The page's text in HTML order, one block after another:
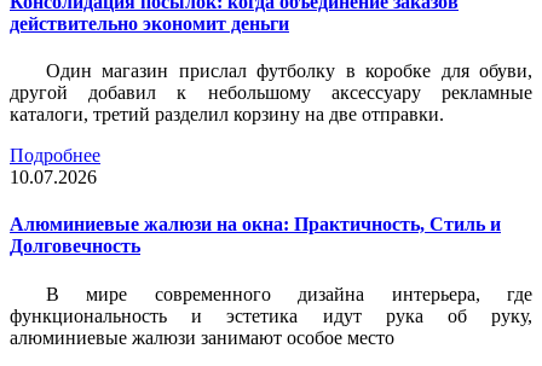
действительно экономит деньги
Один магазин прислал футболку в коробке для обуви,
другой добавил к небольшому аксессуару рекламные
каталоги, третий разделил корзину на две отправки.
Подробнее
10.07.2026
Алюминиевые жалюзи на окна: Практичность, Стиль и
Долговечность
В мире современного дизайна интерьера, где
функциональность и эстетика идут рука об руку,
алюминиевые жалюзи занимают особое место